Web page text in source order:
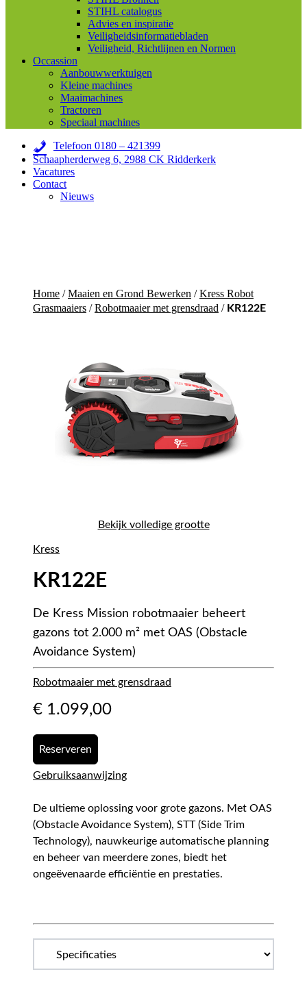
STIHL catalogus
Advies en inspiratie
Veiligheidsinformatiebladen
Veiligheid, Richtlijnen en Normen
Occassion
Aanbouwwerktuigen
Kleine machines
Maaimachines
Tractoren
Speciaal machines
Telefoon 0180 – 421399
Schaapherderweg 6, 2988 CK Ridderkerk
Vacatures
Contact
Nieuws
Home /Maaien en Grond Bewerken /Kress Robot
Grasmaaiers /Robotmaaier met grensdraad / KR122E
Bekijk volledige grootte
Kress
KR122E
De Kress Mission robotmaaier beheert
gazons tot 2.000 m² met OAS (Obstacle
Avoidance System)
Robotmaaier met grensdraad
€ 1.099,00
Reserveren
Gebruiksaanwijzing
De ultieme oplossing voor grote gazons. Met OAS
(Obstacle Avoidance System), STT (Side Trim
Technology), nauwkeurige automatische planning
en beheer van meerdere zones, biedt het
ongeëvenaarde efficiëntie en prestaties.